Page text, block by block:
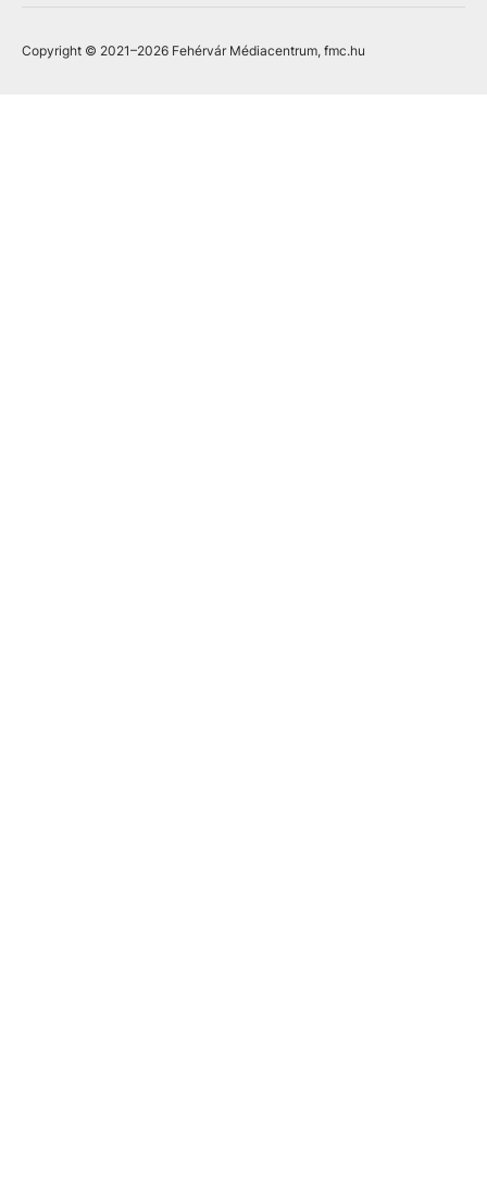
Copyright © 2021–2026 Fehérvár Médiacentrum, fmc.hu